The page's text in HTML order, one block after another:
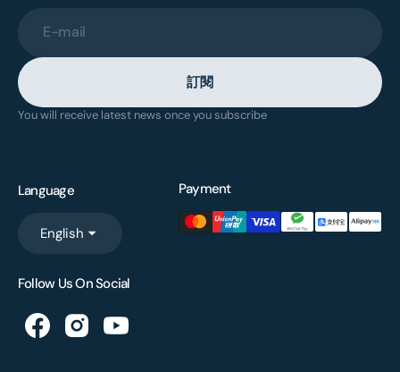
E-mail
訂閱
You will receive latest news once you subscribe
Language
English
Payment
Follow Us On Social